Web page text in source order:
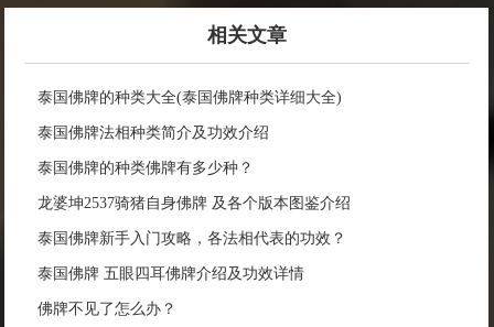
相关文章
泰国佛牌的种类大全(泰国佛牌种类详细大全)
泰国佛牌法相种类简介及功效介绍
泰国佛牌的种类佛牌有多少种？
龙婆坤2537骑猪自身佛牌 及各个版本图鉴介绍
泰国佛牌新手入门攻略，各法相代表的功效？
泰国佛牌 五眼四耳佛牌介绍及功效详情
佛牌不见了怎么办？